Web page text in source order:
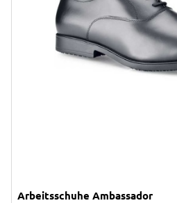
Arbeitsschuhe Ambassador